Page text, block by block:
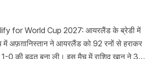
Cup 2027: आयरलैंड के ब्रेडी में
अफ़ग़ानिस्तान ने आयरलैंड को 92 रनों से हराकर
1-0 की बढ़त बना ली। इस मैच में राशिद खान ने 34